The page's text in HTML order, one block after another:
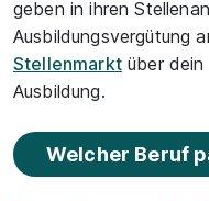
geben in ihren
Ausbildungsvergütung
Stellenmarktüber dein
Ausbildung.
Welcher Beruf